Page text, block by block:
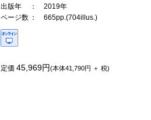
出版年
： 2019年
ページ数 ： 665pp.(704illus.)
定価 45,969円(本体41,790円 ＋ 税)